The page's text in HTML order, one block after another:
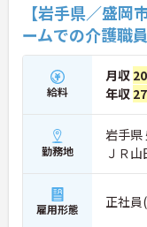
【岩手県／盛
ームでの介護職
給料
月収
年収
勤務地
岩手県
ＪＲ
雇用形態 正社員